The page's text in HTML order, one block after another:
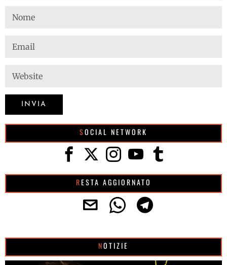
SOCIAL NETWORK
RESTA AGGIORNATO
NOTIZIE